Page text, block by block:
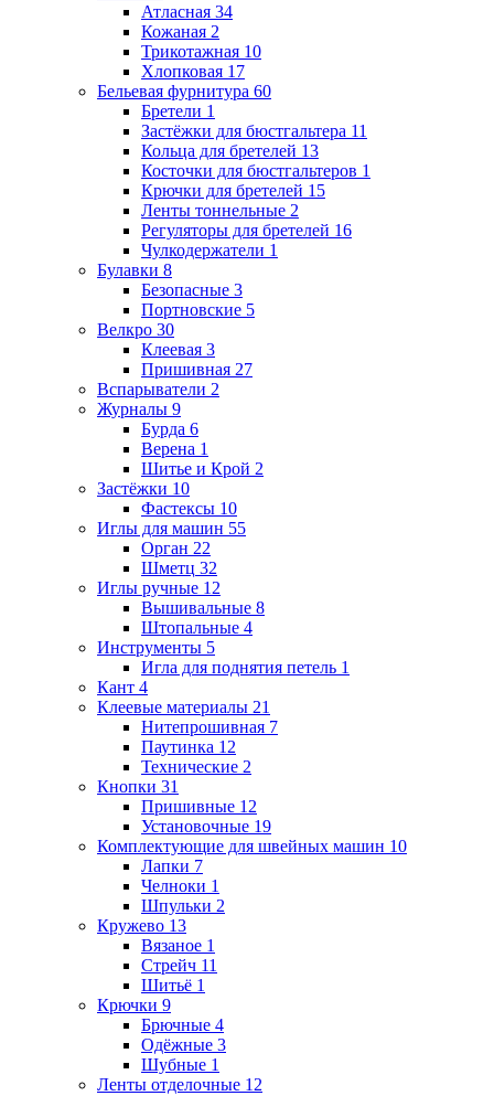
Атласная 34
Кожаная 2
Трикотажная 10
Хлопковая 17
Бельевая фурнитура 60
Бретели 1
Застёжки для бюстгальтера 11
Кольца для бретелей 13
Косточки для бюстгальтеров 1
Крючки для бретелей 15
Ленты тоннельные 2
Регуляторы для бретелей 16
Чулкодержатели 1
Булавки 8
Безопасные 3
Портновские 5
Велкро 30
Клеевая 3
Пришивная 27
Вспарыватели 2
Журналы 9
Бурда 6
Верена 1
Шитье и Крой 2
Застёжки 10
Фастексы 10
Иглы для машин 55
Орган 22
Шметц 32
Иглы ручные 12
Вышивальные 8
Штопальные 4
Инструменты 5
Игла для поднятия петель 1
Кант 4
Клеевые материалы 21
Нитепрошивная 7
Паутинка 12
Технические 2
Кнопки 31
Пришивные 12
Установочные 19
Комплектующие для швейных машин 10
Лапки 7
Челноки 1
Шпульки 2
Кружево 13
Вязаное 1
Стрейч 11
Шитьё 1
Крючки 9
Брючные 4
Одёжные 3
Шубные 1
Ленты отделочные 12